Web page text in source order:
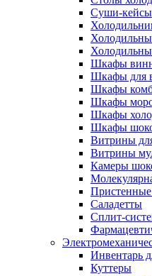
Суши-кейсы
Шкафы
Шкафы для
Шкафы
Шкафы
Шкафы
Шкафы
Витрины
Витрины
Камеры
Саладетты
Сплит-
Инвентарь
Куттеры